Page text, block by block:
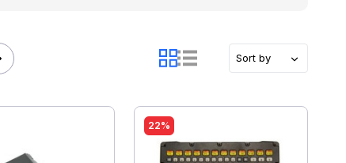
Sort by
22%